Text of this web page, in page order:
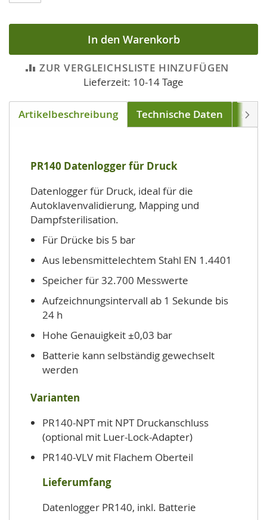
In den Warenkorb
ZUR VERGLEICHSLISTE HINZUFÜGEN
Lieferzeit: 10-14 Tage
Artikelbeschreibung Technische Daten
PR140 Datenlogger für Druck
Datenlogger für Druck, ideal für die
Autoklavenvalidierung, Mapping und
Dampfsterilisation.
Für Drücke bis 5 bar
Aus lebensmittelechtem Stahl EN 1.4401
Speicher für 32.700 Messwerte
Aufzeichnungsintervall ab 1 Sekunde bis
24 h
Hohe Genauigkeit ±0,03 bar
Batterie kann selbständig gewechselt
werden
Varianten
PR140-NPT mit NPT Druckanschluss
(optional mit Luer-Lock-Adapter)
PR140-VLV mit Flachem Oberteil
Lieferumfang
Datenlogger PR140, inkl. Batterie